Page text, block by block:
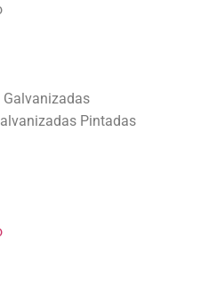
Galvanizadas
Pintadas